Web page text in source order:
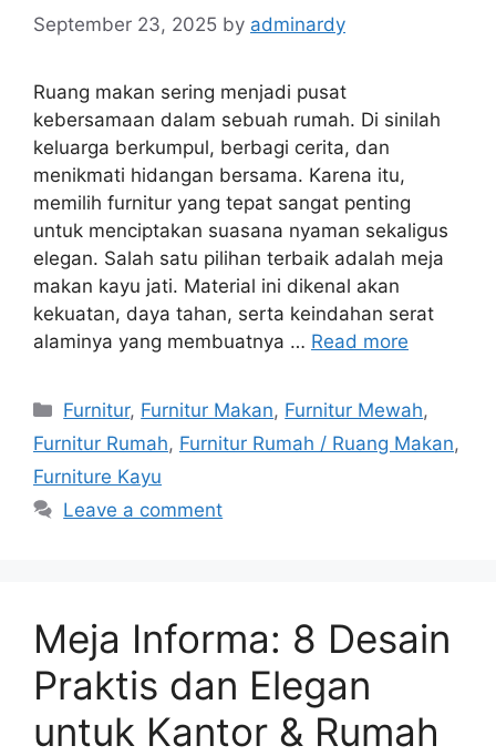
September 23, 2025 by adminardy
Ruang makan sering menjadi pusat
kebersamaan dalam sebuah rumah. Di sinilah
keluarga berkumpul, berbagi cerita, dan
menikmati hidangan bersama. Karena itu,
memilih furnitur yang tepat sangat penting
untuk menciptakan suasana nyaman sekaligus
elegan. Salah satu pilihan terbaik adalah meja
makan kayu jati. Material ini dikenal akan
kekuatan, daya tahan, serta keindahan serat
alaminya yang membuatnya … Read more
Categories
Furnitur, Furnitur Makan, Furnitur Mewah,
Furnitur Rumah, Furnitur Rumah / Ruang Makan,
Furniture Kayu
Leave a comment
Meja Informa: 8 Desain
Praktis dan Elegan
untuk Kantor & Rumah